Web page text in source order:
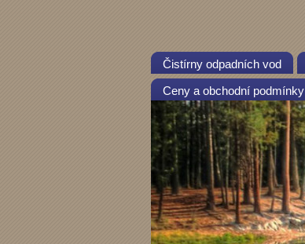
Čistírny odpadních vod
Ceny a obchodní podmínky